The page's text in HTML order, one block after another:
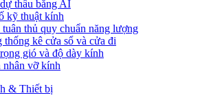
thầu bằng AI
kỹ thuật kính
thủ quy chuẩn năng lượng
thống kê cửa sổ và cửa đi
gió và độ dày kính
nhân vỡ kính
& Thiết bị